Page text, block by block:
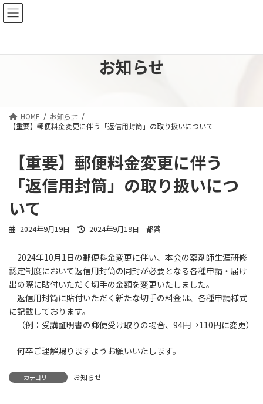
コ
ン
ツ
ナ
ビ
シ
東京都薬剤師会 薬剤師生涯研修認定制度
お知らせ
HOME
お知らせ
【重要】郵便料金変更に伴う「返信用封筒」の取り扱いについて
【重要】郵便料金変更に伴う
「返信用封筒」の取り扱いにつ
いて
2024年9月19日
最
新
日
時
:
2024年9月19日 都薬
2024年10月1日の郵便料金変更に伴い、本会の薬剤師生涯研修
認定制度において返信用封筒の同封が必要となる各種申請・届け
出の際に貼付いただく切手の金額を変更いたしました。
返信用封筒に貼付いただく新たな切手の料金は、各種申請様式
に記載しております。
（例：受講証明書の郵便受け取りの場合、94円→110円に変更）
何卒ご理解賜りますようお願いいたします。
カテゴリー お知らせ